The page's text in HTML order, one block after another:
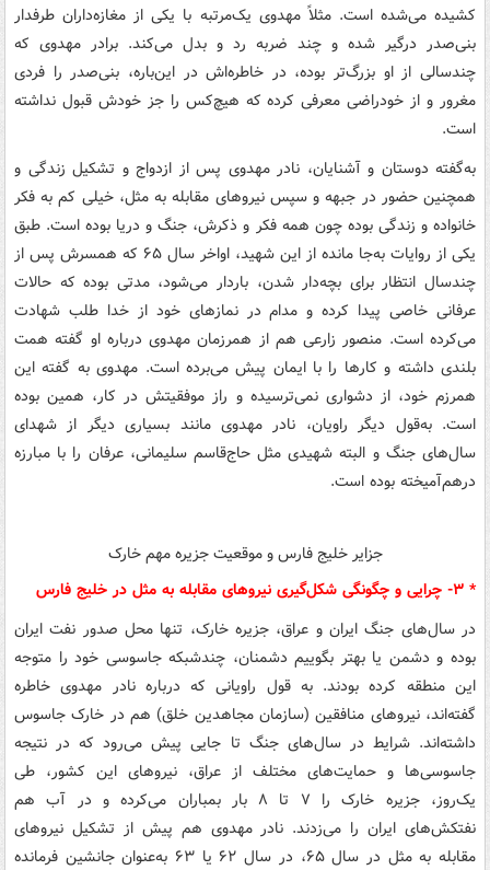
کشیده می‌شده است. مثلاً مهدوی یک‌مرتبه با یکی از مغازه‌داران طرفدار
بنی‌صدر درگیر شده و چند ضربه رد و بدل می‌کند. برادر مهدوی که
چندسالی از او بزرگ‌تر بوده، در خاطره‌اش در این‌باره، بنی‌صدر را فردی
مغرور و از خودراضی معرفی کرده که هیچ‌کس را جز خودش قبول نداشته
است.
به‌گفته دوستان و آشنایان، نادر مهدوی پس از ازدواج و تشکیل زندگی و
همچنین حضور در جبهه و سپس نیروهای مقابله به مثل، خیلی کم به فکر
خانواده و زندگی بوده چون همه فکر و ذکرش، جنگ و دریا بوده است. طبق
یکی از روایات به‌جا مانده از این شهید، اواخر سال ۶۵ که همسرش پس از
چندسال انتظار برای بچه‌دار شدن، باردار می‌شود، مدتی بوده که حالات
عرفانی خاصی پیدا کرده و مدام در نمازهای خود از خدا طلب شهادت
می‌کرده است. منصور زارعی هم از همرزمان مهدوی درباره او گفته همت
بلندی داشته و کارها را با ایمان پیش می‌برده است. مهدوی به گفته این
همرزم خود، از دشواری نمی‌ترسیده و راز موفقیتش در کار، همین بوده
است. به‌قول دیگر راویان، نادر مهدوی مانند بسیاری دیگر از شهدای
سال‌های جنگ و البته شهیدی مثل حاج‌قاسم سلیمانی، عرفان را با مبارزه
درهم‌آمیخته بوده است.
جزایر خلیج فارس و موقعیت جزیره مهم خارک
* ۳- چرایی و چگونگی شکل‌گیری نیروهای مقابله به مثل در خلیج فارس
در سال‌های جنگ ایران و عراق، جزیره خارک، تنها محل صدور نفت ایران
بوده و دشمن یا بهتر بگوییم دشمنان، چندشبکه جاسوسی خود را متوجه
این منطقه کرده بودند. به قول راویانی که درباره نادر مهدوی خاطره
گفته‌اند، نیروهای منافقین (سازمان مجاهدین خلق) هم در خارک جاسوس
داشته‌اند. شرایط در سال‌های جنگ تا جایی پیش می‌رود که در نتیجه
جاسوسی‌ها و حمایت‌های مختلف از عراق، نیروهای این کشور، طی
یک‌روز، جزیره خارک را ۷ تا ۸ بار بمباران می‌کرده و در آب هم
نفتکش‌های ایران را می‌زدند. نادر مهدوی هم پیش از تشکیل نیروهای
مقابله به مثل در سال ۶۵، در سال ۶۲ یا ۶۳ به‌عنوان جانشین فرمانده